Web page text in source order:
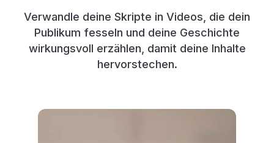
Verwandle deine Skripte in Videos, die dein
Publikum fesseln und deine Geschichte
wirkungsvoll erzählen, damit deine Inhalte
hervorstechen.